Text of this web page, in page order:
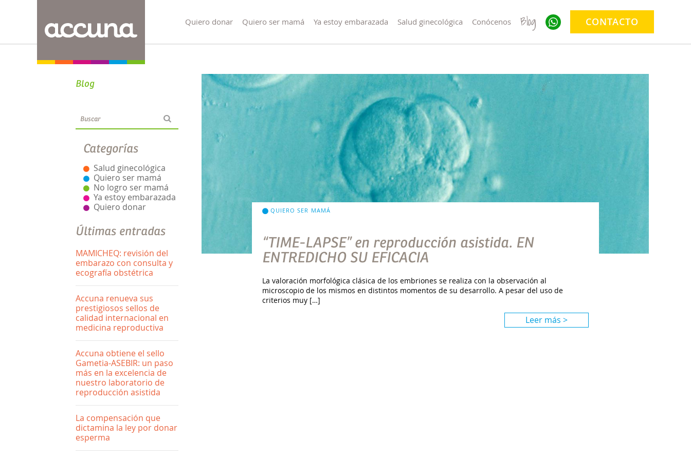
Quiero donar Quiero ser mamá Ya estoy embarazada Salud ginecológica Conócenos Blog CONTACTO
Blog
Categorías
Salud ginecológica
Quiero ser mamá
No logro ser mamá
Ya estoy embarazada
Quiero donar
Últimas entradas
MAMICHEQ: revisión del
embarazo con consulta y
ecografía obstétrica
Accuna renueva sus
prestigiosos sellos de
calidad internacional en
medicina reproductiva
Accuna obtiene el sello
Gametia-ASEBIR: un paso
más en la excelencia de
nuestro laboratorio de
reproducción asistida
La compensación que
dictamina la ley por donar
esperma
QUIERO SER MAMÁ
“TIME-LAPSE” en reproducción asistida. EN
ENTREDICHO SU EFICACIA
La valoración morfológica clásica de los embriones se realiza con la observación al
microscopio de los mismos en distintos momentos de su desarrollo. A pesar del uso de
criterios muy […]
Leer más >